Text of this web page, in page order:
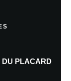
DU PLACARD